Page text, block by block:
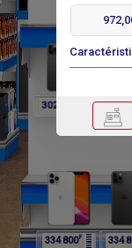
302 400 334
334 800F 334